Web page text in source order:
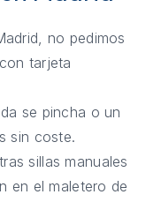
no pedimos
tarjeta
se pincha o un
sin coste.
sillas manuales
en el maletero de